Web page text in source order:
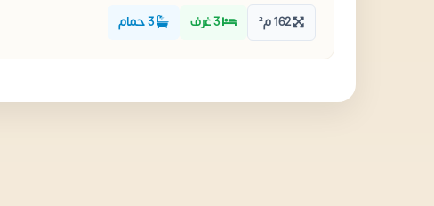
162 م² 3 حمام